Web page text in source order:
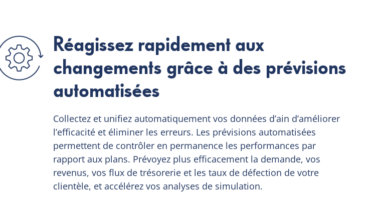
Réagissez rapidement aux
changements grâce à des prévisions
automatisées
Collectez et unifiez automatiquement vos données d’ain d’améliorer
l’efficacité et éliminer les erreurs. Les prévisions automatisées
permettent de contrôler en permanence les performances par
rapport aux plans. Prévoyez plus efficacement la demande, vos
revenus, vos flux de trésorerie et les taux de défection de votre
clientèle, et accélérez vos analyses de simulation.